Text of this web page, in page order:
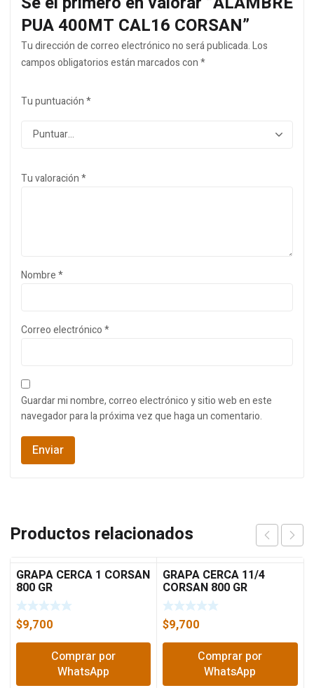
PUA 400MT CAL16 CORSAN”
Tu dirección de correo electrónico no será publicada.Los
campos obligatorios están marcados con*
Tu puntuación*
Tu valoración*
Nombre*
Correo electrónico*
Guardar mi nombre, correo electrónico y sitio web en este
navegador para la próxima vez que haga un comentario.
Productos relacionados
GRAPA CERCA 1 CORSAN
800 GR
$9,700
Comprar por
WhatsApp
GRAPA CERCA 11/4
CORSAN 800 GR
$9,700
Comprar por
WhatsApp